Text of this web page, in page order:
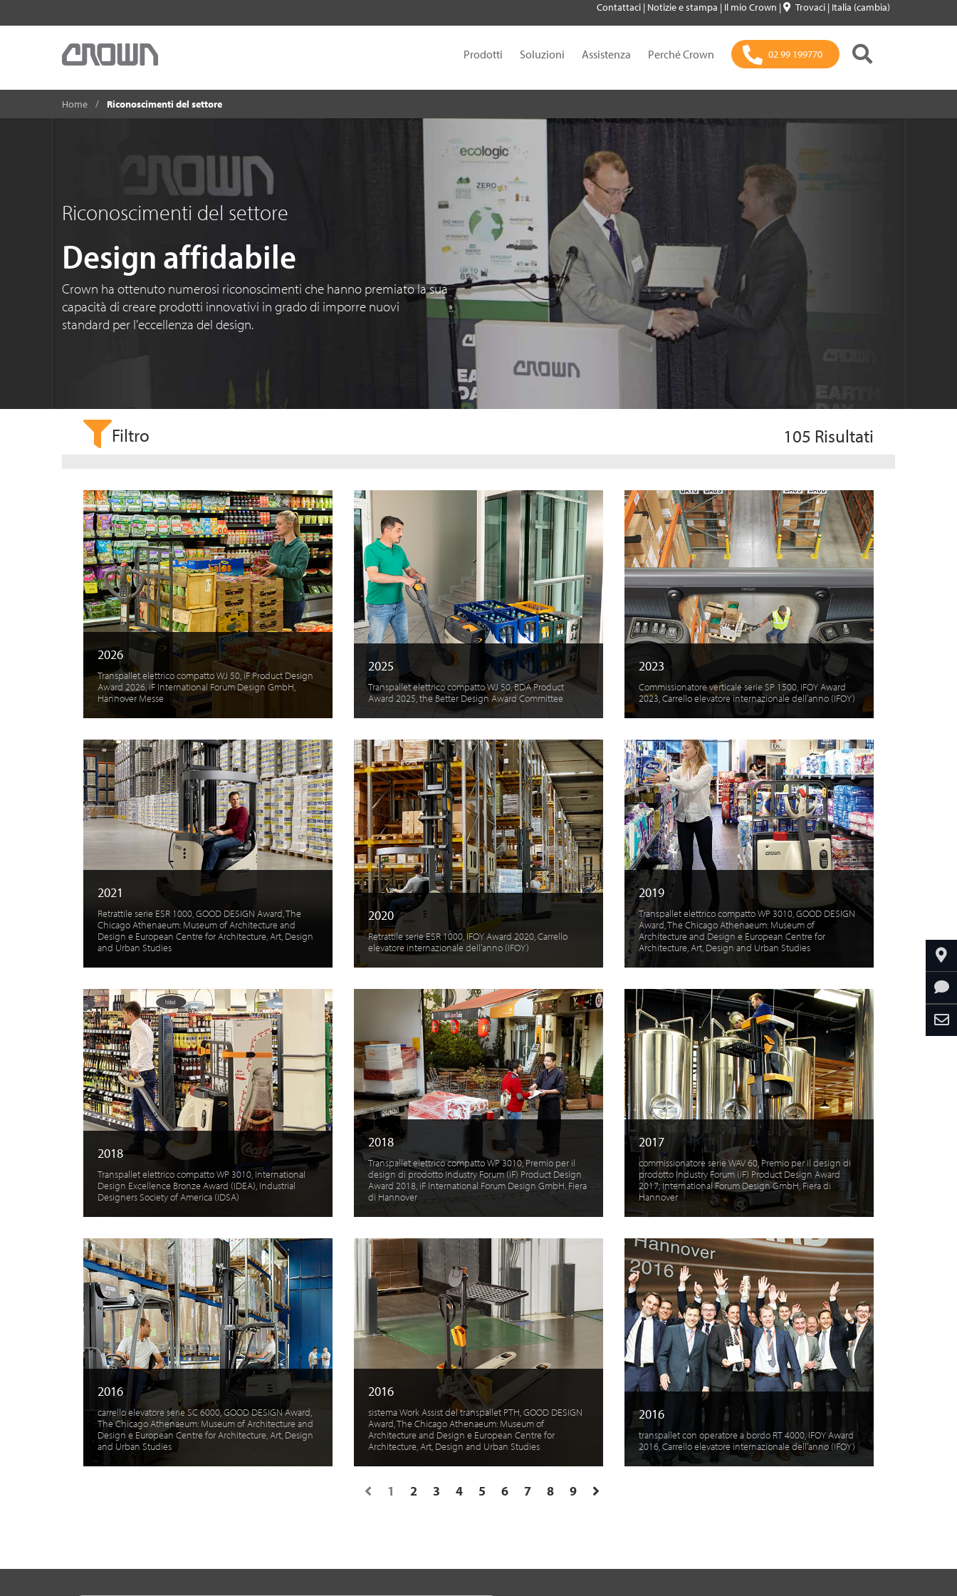
Contattaci | Notizie e stampa | Il mio Crown | Trovaci | Italia (cambia)
Prodotti Soluzioni Assistenza Perché Crown 02 99 199770
Home Riconoscimenti del settore
Riconoscimenti del settore
Design affidabile
Crown ha ottenuto numerosi riconoscimenti che hanno premiato la sua
capacità di creare prodotti innovativi in grado di imporre nuovi
standard per l'eccellenza del design.
Filtro 105 Risultati
2026
Transpallet elettrico compatto WJ 50, iF Product Design
Award 2026, iF International Forum Design GmbH,
Hannover Messe
2025
Transpallet elettrico compatto WJ 50, BDA Product
Award 2025, the Better Design Award Committee
2023
Commissionatore verticale serie SP 1500, IFOY Award
2023, Carrello elevatore internazionale dell’anno (IFOY)
2021
Retrattile serie ESR 1000, GOOD DESIGN Award, The
Chicago Athenaeum: Museum of Architecture and
Design e European Centre for Architecture, Art, Design
and Urban Studies
2020
Retrattile serie ESR 1000, IFOY Award 2020, Carrello
elevatore internazionale dell’anno (IFOY)
2019
Transpallet elettrico compatto WP 3010, GOOD DESIGN
Award, The Chicago Athenaeum: Museum of
Architecture and Design e European Centre for
Architecture, Art, Design and Urban Studies
2018
Transpallet elettrico compatto WP 3010, International
Design Excellence Bronze Award (IDEA), Industrial
Designers Society of America (IDSA)
2018
Transpallet elettrico compatto WP 3010, Premio per il
design di prodotto Industry Forum (iF) Product Design
Award 2018, iF International Forum Design GmbH, Fiera
di Hannover
2017
commissionatore serie WAV 60, Premio per il design di
prodotto Industry Forum (iF) Product Design Award
2017, International Forum Design GmbH, Fiera di
Hannover
2016
carrello elevatore serie SC 6000, GOOD DESIGN Award,
The Chicago Athenaeum: Museum of Architecture and
Design e European Centre for Architecture, Art, Design
and Urban Studies
2016
sistema Work Assist del transpallet PTH, GOOD DESIGN
Award, The Chicago Athenaeum: Museum of
Architecture and Design e European Centre for
Architecture, Art, Design and Urban Studies
2016
transpallet con operatore a bordo RT 4000, IFOY Award
2016, Carrello elevatore internazionale dell’anno (IFOY)
1 2 3 4 5 6 7 8 9